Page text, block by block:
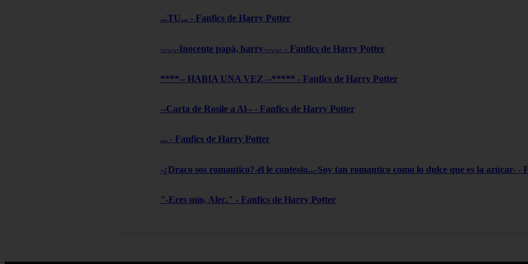
...TU... - Fanfics de Harry Potter
-.-.-.-Inocente papá, harry-.-.-.- - Fanfics de Harry Potter
****-- HABIA UNA VEZ --***** - Fanfics de Harry Potter
--Carta de Rosiie a Al-- - Fanfics de Harry Potter
... - Fanfics de Harry Potter
-¿Draco sos romantico?-él le contesto...-Soy tan romantico como lo dulce que es la azúcar-
"-Eres mío, Alec." - Fanfics de Harry Potter